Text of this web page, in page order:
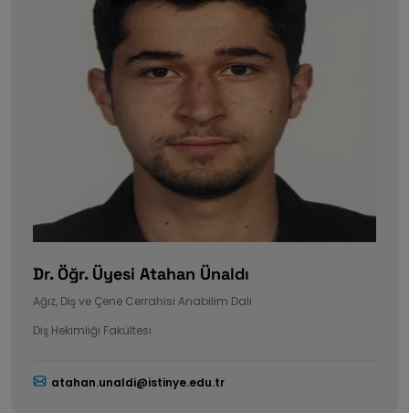
Dr. Öğr. Üyesi Atahan Ünaldı
Ağız, Diş ve Çene Cerrahisi Anabilim Dalı
Diş Hekimliği Fakültesi
atahan.unaldi@istinye.edu.tr